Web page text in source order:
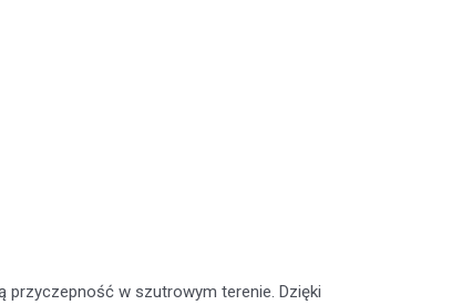
przyczepność w szutrowym terenie. Dzięki